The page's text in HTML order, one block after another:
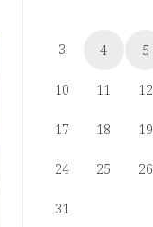
3 4 5
10 11 12
17 18 19
24 25 26
31